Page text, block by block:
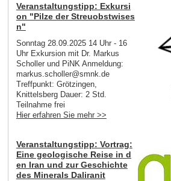
Veranstaltungstipp: Exkursi
on "Pilze der Streuobstwises
n"
Sonntag 28.09.2025 14 Uhr - 16
Uhr Exkursion mit Dr. Markus
Scholler und PiNK Anmeldung:
markus.scholler@smnk.de
Treffpunkt: Grötzingen,
Knittelsberg Dauer: 2 Std.
Teilnahme frei
Hier erfahren Sie mehr >>
Veranstaltungstipp: Vortrag:
Eine geologische Reise in d
en Iran und zur Geschichte
des Minerals Daliranit